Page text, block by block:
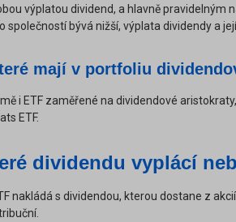
výplatou dividend, a hlavně pravidelným
společností bývá nižší, výplata dividendy a
mají v portfoliu
i ETF zaměřené na dividendové
ETF.
dividendu vyplácí
nakládá s dividendou, kterou dostane z